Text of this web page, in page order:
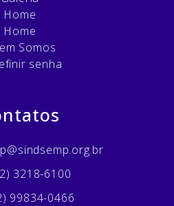
Home
Home
Somos
senha
3218-6100
99834-0466